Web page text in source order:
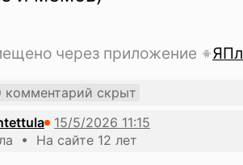
через приложение
комментарий скрыт
• На сайте 12 лет